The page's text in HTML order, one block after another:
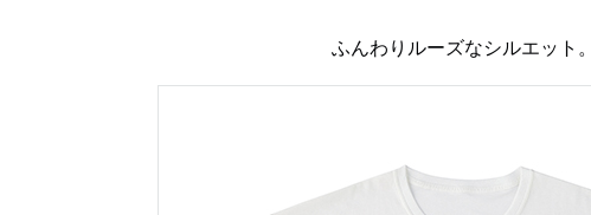
ふんわりルーズなシルエット。